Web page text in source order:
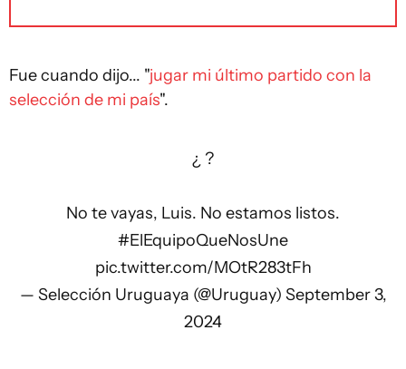
Fue cuando dijo... "jugar mi último partido con la
selección de mi país".
¿ ?
No te vayas, Luis. No estamos listos.
#ElEquipoQueNosUne
pic.twitter.com/MOtR283tFh
— Selección Uruguaya (@Uruguay) September 3,
2024